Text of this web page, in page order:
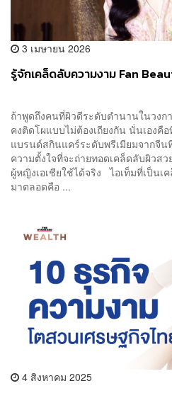
3 เมษายน 2026
รู้จักเคล็ดลับความงาม Fan
ถ้าพูดถึงคนที่ผิวดีระดับตำนานในวงก
คงติดโผแบบไม่ต้องเถียงกัน นั่นเองคื
แบรนด์สกินแคร์ระดับพรีเมียมจากจีน
ความตั้งใจที่จะถ่ายทอดเคล็ดลับผิว
ผู้หญิงเอเชียใช้ได้จริง ไอเท็มที่เป็น
มาตลอดคือ ...
4 สิงหาคม 2025